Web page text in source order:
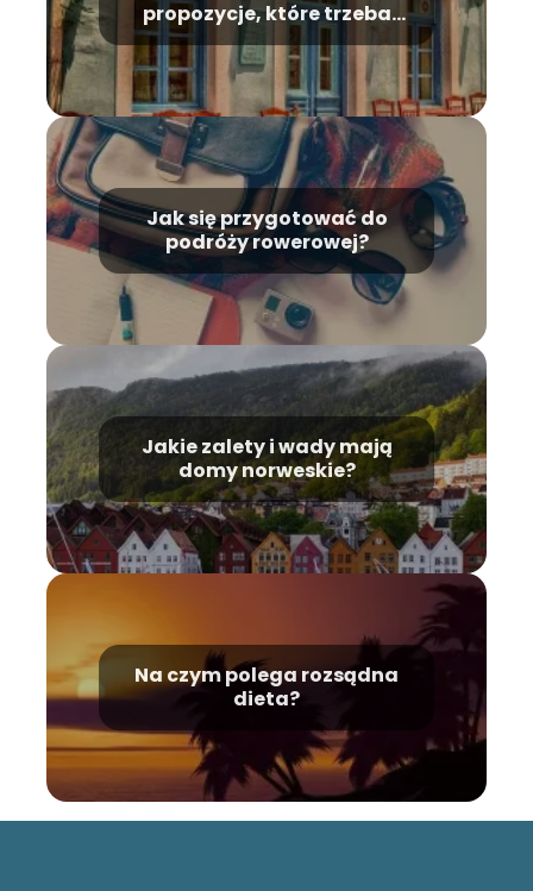
propozycje, które trzeba
przemyśleć
Jak się przygotować do
podróży rowerowej?
Jakie zalety i wady mają
domy norweskie?
Na czym polega rozsądna
dieta?